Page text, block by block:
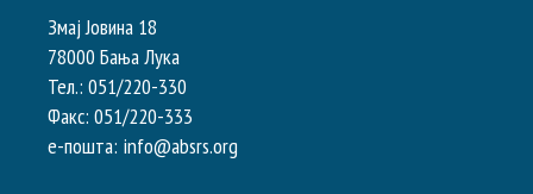
Змај Јовина 18
78000 Бања Лука
Тел.: 051/220-330
Факс: 051/220-333
e-пошта: info@absrs.org